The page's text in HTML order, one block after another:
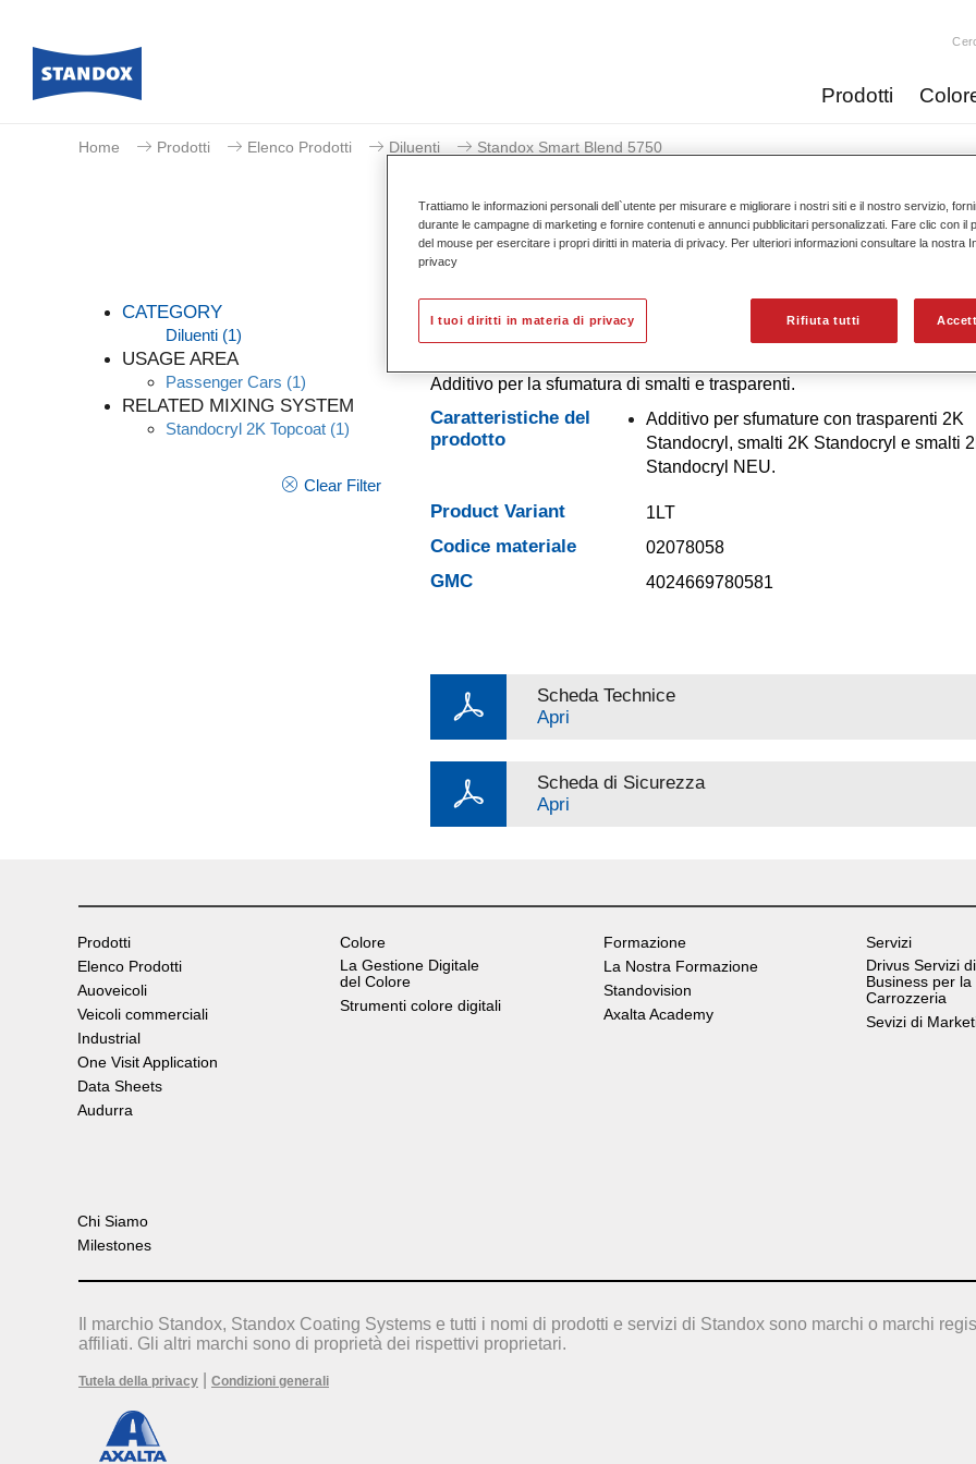
Prodotti
Home Prodotti Elenco Prodotti Diluenti Standox Smart Blend 5750​
CATEGORY
Diluenti (1)
USAGE AREA
Passenger Cars (1)
RELATED MIXING SYSTEM
Standocryl 2K Topcoat (1)
Clear Filter
Standox Smart
Additivo per la sfumatura di smalti e trasparenti.
Caratteristiche del
prodotto
Additivo per sfumature con trasparenti 2K
Standocryl, smalti 2K Standocryl e smalti
Standocryl NEU.
Product Variant 1LT
Codice materiale 02078058
GMC 4024669780581
Scheda Technice
Apri
Scheda di Sicurezza
Apri
Prodotti
Elenco Prodotti
Auoveicoli
Veicoli commerciali
Industrial
One Visit Application
Data Sheets
Audurra
Colore
La Gestione Digitale
del Colore
Strumenti colore digitali
Formazione
La Nostra Formazione
Standovision
Axalta Academy
Servizi
Drivus Servizi di
Business per la
Carrozzeria
Sevizi di
Chi Siamo
Milestones
Il marchio Standox, Standox Coating Systems e tutti i nomi di prodotti e servizi di Standox sono marchi o marchi
affiliati. Gli altri marchi sono di proprietà dei rispettivi proprietari.
Tutela della privacy Condizioni generali
Trattiamo le informazioni personali dell`utente per misurare e migliorare i nostri siti e il nostro servizio,
durante le campagne di marketing e fornire contenuti e annunci pubblicitari personalizzati. Fare clic con il
del mouse per esercitare i propri diritti in materia di privacy. Per ulteriori informazioni consultare la nostra
privacy
Rifiuta tutti
I tuoi diritti in materia di privacy